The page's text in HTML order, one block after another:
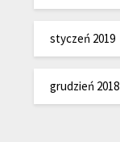
styczeń 2019
grudzień 2018